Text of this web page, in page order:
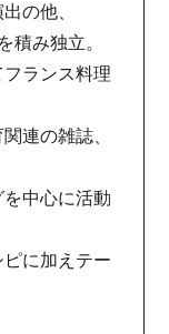
の他、
積み独立。
ランス料理
連の雑誌、
中心に活動
に加えテー